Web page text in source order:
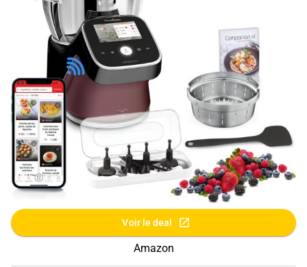
Voir le deal
Amazon